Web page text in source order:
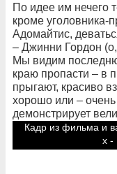
По идее им нечего
кроме уголовника-
Адомайтис,
– Джинни Гордон
Мы видим
краю пропасти – в
прыгают, красиво
хорошо или –
демонстрирует
обувь и – причёски.
Кадр из фильма и
х -